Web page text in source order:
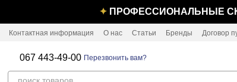
✦ ПРОФЕССИОНАЛЬНЫЕ
Контактная информация О нас Статьи Бренды Договор
067 443-49-00 Перезвонить вам?